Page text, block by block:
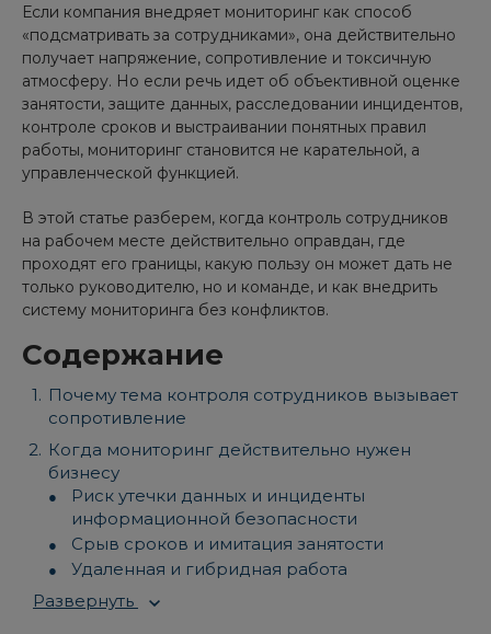
Если компания внедряет мониторинг как способ
«подсматривать за сотрудниками», она действительно
получает напряжение, сопротивление и токсичную
атмосферу. Но если речь идет об объективной оценке
занятости, защите данных, расследовании инцидентов,
контроле сроков и выстраивании понятных правил
работы, мониторинг становится не карательной, а
управленческой функцией.
В этой статье разберем, когда контроль сотрудников
на рабочем месте действительно оправдан, где
проходят его границы, какую пользу он может дать не
только руководителю, но и команде, и как внедрить
систему мониторинга без конфликтов.
Содержание
Почему тема контроля сотрудников вызывает
сопротивление
Когда мониторинг действительно нужен
бизнесу
Риск утечки данных и инциденты
информационной безопасности
Срыв сроков и имитация занятости
Удаленная и гибридная работа
Развернуть